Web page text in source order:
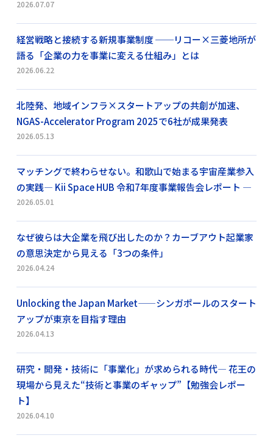
2026.07.07
経営戦略と接続する新規事業制度 ──リコー×三菱地所が
語る「企業の力を事業に変える仕組み」とは
2026.06.22
北陸発、地域インフラ×スタートアップの共創が加速、
NGAS-Accelerator Program 2025で6社が成果発表
2026.05.13
マッチングで終わらせない。和歌山で始まる宇宙産業参入
の実践― Kii Space HUB 令和7年度事業報告会レポート ―
2026.05.01
なぜ彼らは大企業を飛び出したのか？カーブアウト起業家
の意思決定から見える「3つの条件」
2026.04.24
Unlocking the Japan Market——シンガポールのスタート
アップが東京を目指す理由
2026.04.13
研究・開発・技術に「事業化」が求められる時代― 花王の
現場から見えた“技術と事業のギャップ”【勉強会レポー
ト】
2026.04.10